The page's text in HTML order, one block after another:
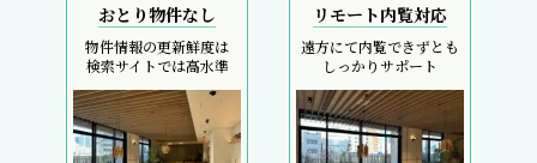
おとり物件なし
物件情報の更新鮮度は
検索サイトでは高水準
リモート内覧対応
遠方にて内覧できずとも
しっかりサポート